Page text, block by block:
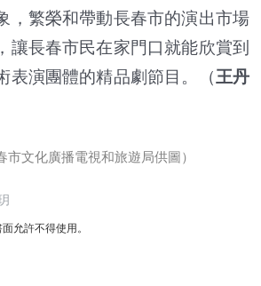
，繁榮和帶動長春市的演出市場
讓長春市民在家門口就能欣賞到
表演團體的精品劇節目。（王丹
文化廣播電視和旅遊局供圖）
允許不得使用。